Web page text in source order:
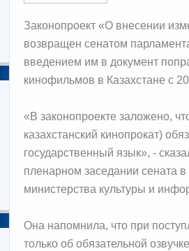
Законопроект «О внесении
возвращен сенатом
введением им в документ
кинофильмов в Казахстане с
«В законопроекте заложено,
казахстанский кинопрокат)
государственный язык», -
пленарном заседании сената
министерства культуры и
Она напомнила, что при
только об обязательной